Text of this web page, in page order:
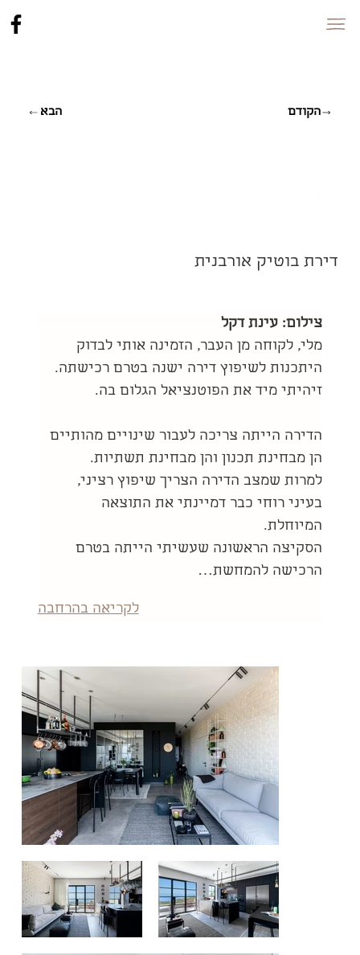
הבא הקודם
דירת בוטיק אורבנית
צילום: עינת דקל
מלי, לקוחה מן העבר, הזמינה אותי לבדוק
היתכנות לשיפוץ דירה ישנה בטרם רכישתה.
זיהיתי מיד את הפוטנציאל הגלום בה.
הדירה הייתה צריכה לעבור שינויים מהותיים
הן מבחינת תכנון והן מבחינת תשתיות.
למרות שמצב הדירה הצריך שיפוץ רציני,
בעיני רוחי כבר דמיינתי את התוצאה
המיוחלת.
הסקיצה הראשונה שעשיתי הייתה בטרם
הרכישה להמחשת…
לקריאה בהרחבה